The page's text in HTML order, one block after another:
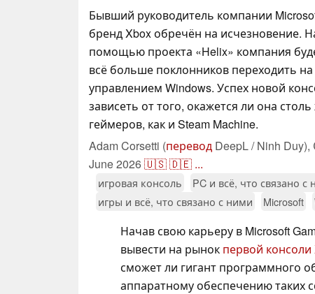
Бывший руководитель компании
бренд Xbox обречён на исчезновение.
помощью проекта «Helix» компания
всё больше поклонников переходить
управлением Windows. Успех новой
зависеть от того, окажется ли она
геймеров, как и Steam Machine.
Adam Corsetti (перевод DeepL / Ninh Duy),
June 2026🇺🇸🇩🇪 ...
игровая консоль
PC и всё, что связано с
игры и всё, что связано с ними
Microsoft
Начав свою карьеру в Microsoft
вывести на рынок первой консоли
сможет ли гигант программного
аппаратному обеспечению таких